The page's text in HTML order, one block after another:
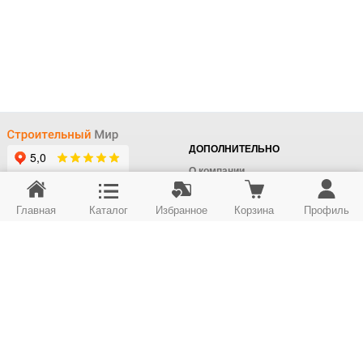
+7 (495) 414-22-76
ДОПОЛНИТЕЛЬНО
О компании
Доставка
Оплата
Главная Каталог Избранное Корзина Профиль